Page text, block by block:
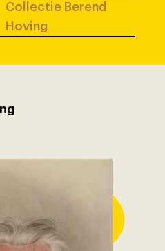
Collectie Berend
Hoving